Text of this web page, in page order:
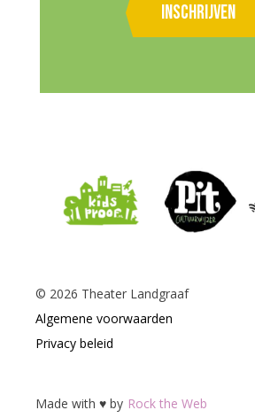
Inschrijven
© 2026 Theater Landgraaf
Algemene voorwaarden
Privacy beleid
Made with ♥ by Rock the Web